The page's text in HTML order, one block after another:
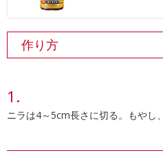
作り方
ニラは4～5cm長さに切る。もやし